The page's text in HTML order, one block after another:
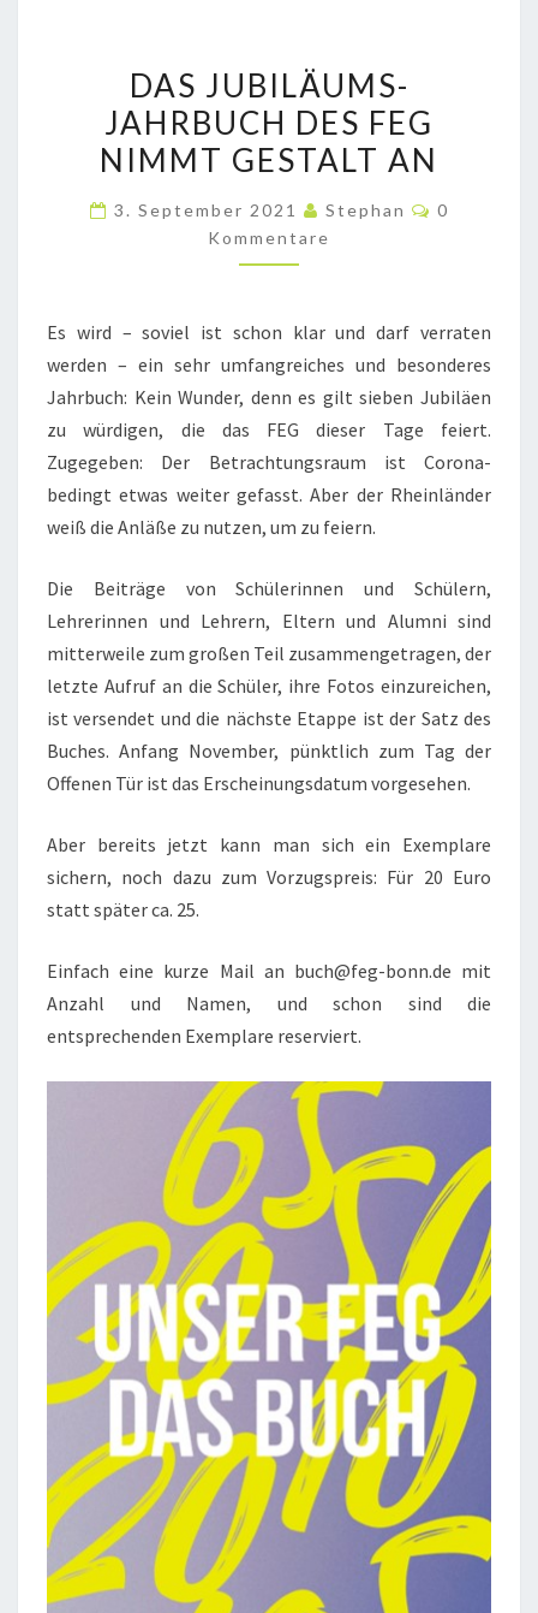
JUBILÄUMS-
JAHRBUCH
DES
NIMMT
DAS JUBILÄUMS-
JAHRBUCH DES FEG
NIMMT GESTALT AN
3. September 2021 Stephan
0
Kommentare
Es wird – soviel ist schon klar und darf verraten
werden – ein sehr umfangreiches und besonderes
Jahrbuch: Kein Wunder, denn es gilt sieben Jubiläen
zu würdigen, die das FEG dieser Tage feiert.
Zugegeben: Der Betrachtungsraum ist Corona-
bedingt etwas weiter gefasst. Aber der Rheinländer
weiß die Anläße zu nutzen, um zu feiern.
Die Beiträge von Schülerinnen und Schülern,
Lehrerinnen und Lehrern, Eltern und Alumni sind
mitterweile zum großen Teil zusammengetragen, der
letzte Aufruf an die Schüler, ihre Fotos einzureichen,
ist versendet und die nächste Etappe ist der Satz des
Buches. Anfang November, pünktlich zum Tag der
Offenen Tür ist das Erscheinungsdatum vorgesehen.
Aber bereits jetzt kann man sich ein Exemplare
sichern, noch dazu zum Vorzugspreis: Für 20 Euro
statt später ca. 25.
Einfach eine kurze Mail an buch@feg-bonn.de mit
Anzahl und Namen, und schon sind die
entsprechenden Exemplare reserviert.